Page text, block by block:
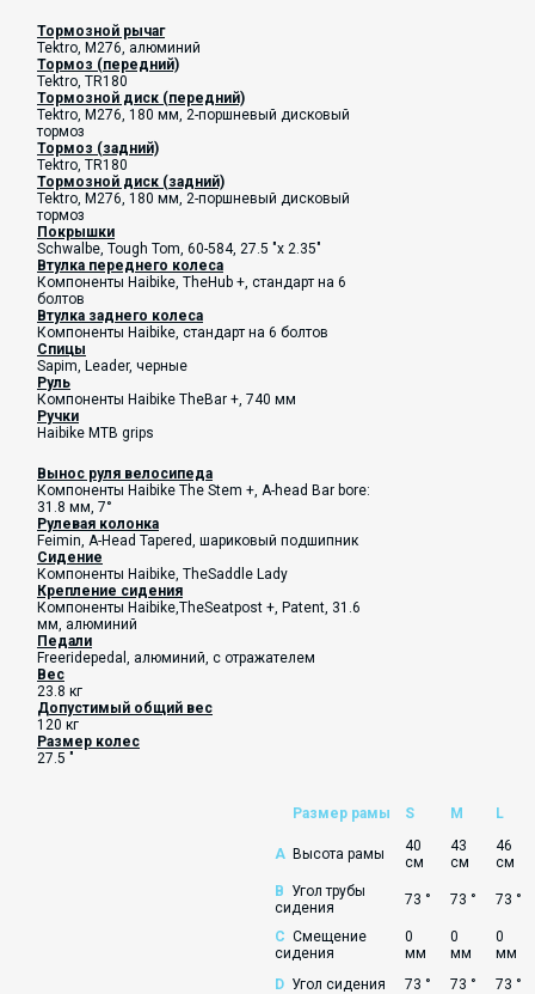
Тормозной рычаг
Tektro, M276, алюминий
Тормоз (передний)
Tektro, TR180
Тормозной диск (передний)
Tektro, M276, 180 мм, 2-поршневый дисковый
тормоз
Тормоз (задний)
Tektro, TR180
Тормозной диск (задний)
Tektro, M276, 180 мм, 2-поршневый дисковый
тормоз
Покрышки
Schwalbe, Tough Tom, 60-584, 27.5 "x 2.35"
Втулка переднего колеса
Компоненты Haibike, TheHub +, стандарт на 6
болтов
Втулка заднего колеса
Компоненты Haibike, стандарт на 6 болтов
Спицы
Sapim, Leader, черные
Руль
Компоненты Haibike TheBar +, 740 мм
Ручки
Haibike MTB grips
Вынос руля велосипеда
Компоненты Haibike The Stem +, A-head Bar bore:
31.8 мм, 7°
Рулевая колонка
Feimin, A-Head Tapered, шариковый подшипник
Сидение
Компоненты Haibike, TheSaddle Lady
Крепление сидения
Компоненты Haibike,TheSeatpost +, Patent, 31.6
мм, алюминий
Педали
Freeridepedal, алюминий, с отражателем
Вес
23.8 кг
Допустимый общий вес
120 кг
Размер колес
27.5 "
Размер рамы S M L
A Высота рамы
40
см
43
см
46
см
B Угол трубы
сидения
73 ° 73 ° 73 °
C Смещение
сидения
0
мм
0
мм
0
мм
D Угол сидения 73 ° 73 °
73 °